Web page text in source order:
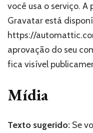
você usa o serviço.
Gravatar está
https://
aprovação do seu
fica visível
Mídia
Texto sugerido: Se